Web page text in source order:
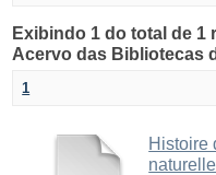
Exibindo 1 do total de 1
Acervo das Bibliotecas
1
Histoire